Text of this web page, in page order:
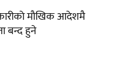
माैखिक आदेशमै
बन्द हुने